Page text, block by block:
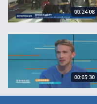
00:24:08
L&#039;interview
00:05:30